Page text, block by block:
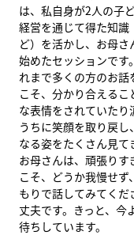
は、私自身が2人の子
経営を通じて得た知
ど）を活かし、お母
始めたセッションです。
れまで多くの方のお
こそ、分かり合える
な表情をされていた
うちに笑顔を取り戻
なる姿をたくさん見
お母さんは、頑張りす
こそ、どうか我慢せず
もりで話してみてく
丈夫です。きっと、今
待ちしています。